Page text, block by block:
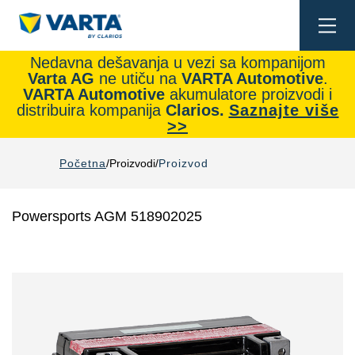
Nedavna dešavanja u vezi sa kompanijom
Varta AG ne utiču na VARTA Automotive.
VARTA Automotive akumulatore proizvodi i
distribuira kompanija Clarios. Saznajte više
>>
Početna Proizvodi Proizvod
Powersports AGM 518902025